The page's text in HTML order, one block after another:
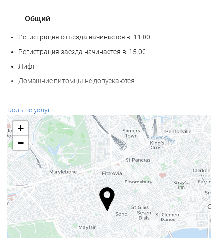
Общий
Регистрация отъезда начинается в: 11:00
Регистрация заезда начинается в: 15:00
Лифт
Домашние питомцы не допускаются
Ресторан à la carte
Бар
Кофейня на территории
Велнес
СПА-салон
Сауна
Фитнес-центр
Больше услуг
+
−